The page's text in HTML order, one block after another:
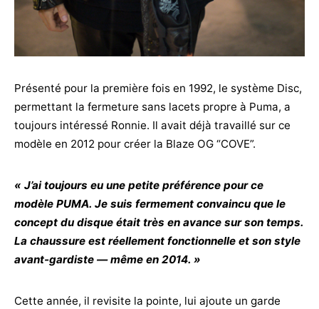
Présenté pour la première fois en 1992, le système Disc,
permettant la fermeture sans lacets propre à Puma, a
toujours intéressé Ronnie. Il avait déjà travaillé sur ce
modèle en 2012 pour créer la Blaze OG “COVE”.
« J’ai toujours eu une petite préférence pour ce
modèle PUMA. Je suis fermement convaincu que le
concept du disque était très en avance sur son temps.
La chaussure est réellement fonctionnelle et son style
avant-gardiste — même en 2014. »
Cette année, il revisite la pointe, lui ajoute un garde